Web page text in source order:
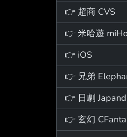
👉 超商 CVS
👉 米哈遊
👉 iOS
👉 兄弟
👉 日劇
👉 玄幻